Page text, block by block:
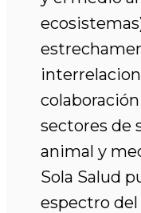
sectores de
animal y
Sola Salud
espectro